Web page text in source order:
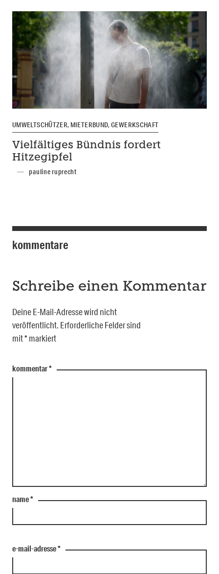
UMWELTSCHÜTZER, MIETERBUND, GEWERKSCHAFT
Vielfältiges Bündnis fordert
Hitzegipfel
pauline ruprecht
kommentare
Schreibe einen Kommentar
Deine E-Mail-Adresse wird nicht
veröffentlicht. Erforderliche Felder sind
mit*markiert
kommentar*
name*
e-mail-adresse*